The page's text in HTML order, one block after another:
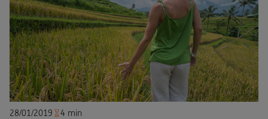
28/01/2019 4 min